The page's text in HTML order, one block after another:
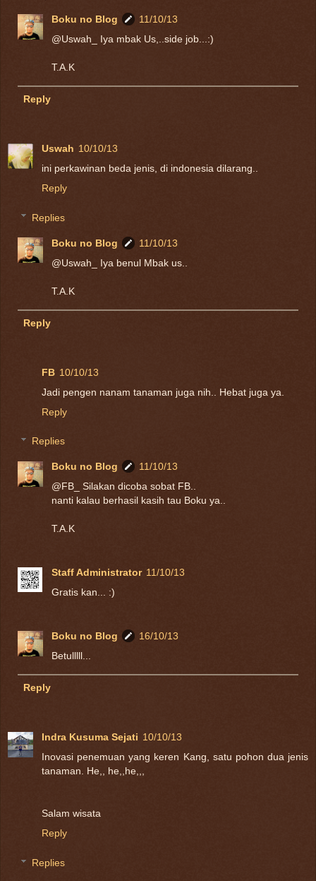
Boku no Blog
11/10/13
@Uswah_ Iya mbak Us,..side job...:)
T.A.K
Reply
Uswah 10/10/13
ini perkawinan beda jenis, di indonesia dilarang..
Reply
Replies
Boku no Blog
11/10/13
@Uswah_ Iya benul Mbak us..
T.A.K
Reply
FB 10/10/13
Jadi pengen nanam tanaman juga nih.. Hebat juga ya.
Reply
Replies
Boku no Blog
11/10/13
@FB_ Silakan dicoba sobat FB..
nanti kalau berhasil kasih tau Boku ya..
T.A.K
Staff Administrator 11/10/13
Gratis kan... :)
Boku no Blog
16/10/13
Betulllll...
Reply
Indra Kusuma Sejati 10/10/13
Inovasi penemuan yang keren Kang, satu pohon dua jenis
tanaman. He,, he,,he,,,
Salam wisata
Reply
Replies